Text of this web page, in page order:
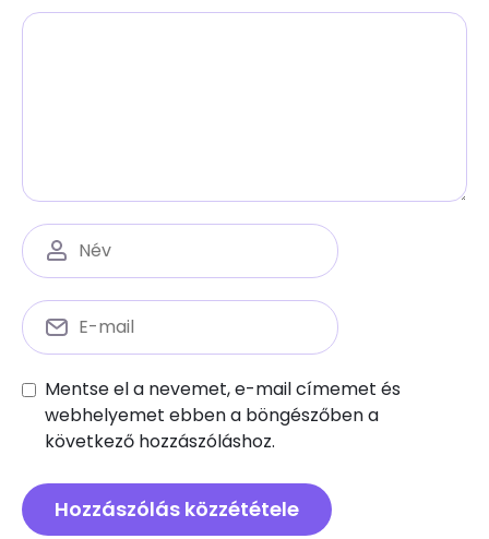
Mentse el a nevemet, e-mail címemet és
webhelyemet ebben a böngészőben a
következő hozzászóláshoz.